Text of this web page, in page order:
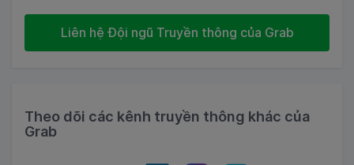
Indonesia
Thailand
Vietnam
Liên hệ Đội ngũ Truyền thông của Grab
Theo dõi các kênh truyền thông khác của
Grab